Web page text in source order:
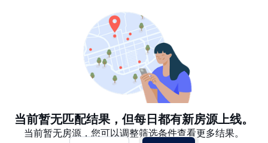
当前暂无匹配结果，但每日都有新房源上线。
当前暂无房源，您可以调整筛选条件查看更多结果。